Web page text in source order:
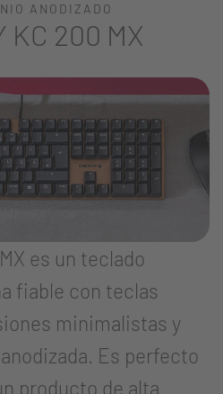
ANODIZADO
KC 200 MX
es un teclado
fiable con teclas
minimalistas y
Es perfecto
producto de alta